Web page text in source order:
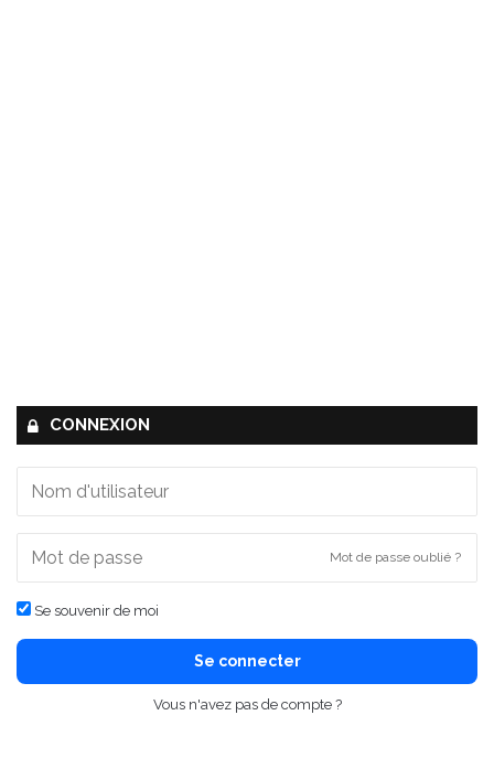
CONNEXION
Mot de passe oublié ?
Se souvenir de moi
Se connecter
Vous n'avez pas de compte ?